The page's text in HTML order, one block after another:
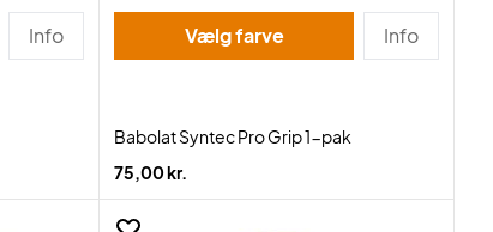
Info Vælg farve Info
Babolat Syntec Pro Grip 1-pak
75,00 kr.